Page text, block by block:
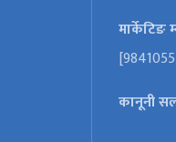
मार्केटिङ
कानूनी